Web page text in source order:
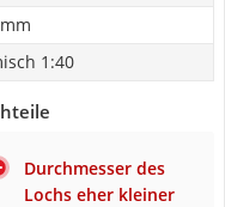
1:40
Durchmesser des
Lochs eher kleiner